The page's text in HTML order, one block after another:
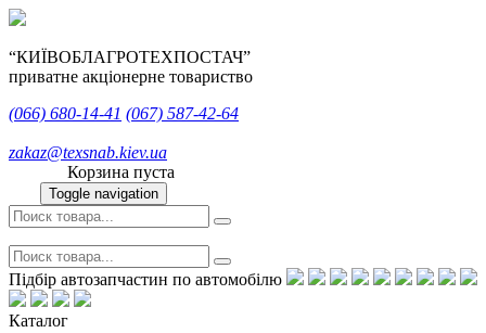
“КИЇВОБЛАГРОТЕХПОСТАЧ”
приватне акціонерне товариство
(066) 680-14-41 (067) 587-42-64
zakaz@texsnab.kiev.ua
Корзина пуста
Toggle navigation
Підбір автозапчастин по автомобілю
Каталог